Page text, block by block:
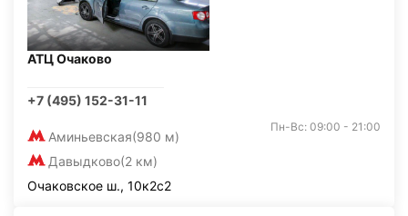
АТЦ Очаково
+7 (495) 152-31-11
Аминьевская(980 м)
Давыдково(2 км)
Пн-Вс: 09:00 - 21:00
Очаковское ш., 10к2с2